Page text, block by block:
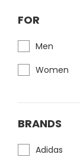
FOR
Men
Women
BRANDS
Adidas